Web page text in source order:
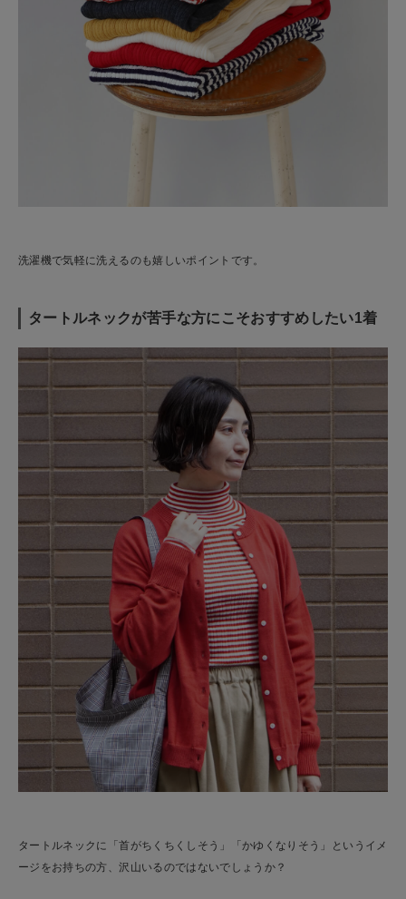
洗濯機で気軽に洗えるのも嬉しいポイントです。
タートルネックが苦手な方にこそおすすめしたい1着
タートルネックに「首がちくちくしそう」「かゆくなりそう」というイメ
ージをお持ちの方、沢山いるのではないでしょうか？